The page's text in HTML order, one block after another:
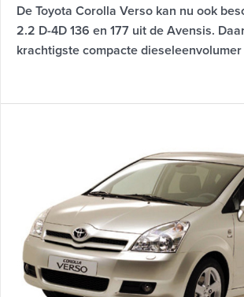
De Toyota Corolla Verso kan nu ook
2.2 D-4D 136 en 177 uit de Avensis.
krachtigste compacte